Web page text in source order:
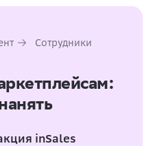
Сотрудники
inSales